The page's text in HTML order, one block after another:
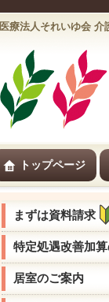
医療法人それいゆ会
トップページ
まずは資料請求
特定処遇改善加
居室のご案内